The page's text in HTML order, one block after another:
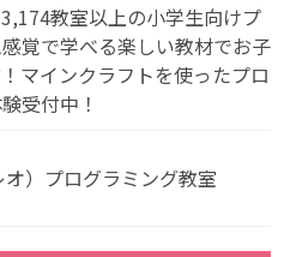
教室以上の小学生向けプ
覚で学べる楽しい教材でお子
マインクラフトを使ったプロ
受付中！
）プログラミング教室